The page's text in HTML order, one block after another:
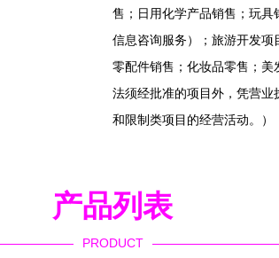
售；日用化学产品销售；玩
信息咨询服务）；旅游开发
零配件销售；化妆品零售；
法须经批准的项目外，凭营
和限制类项目的经营活动。）
产品列表
PRODUCT